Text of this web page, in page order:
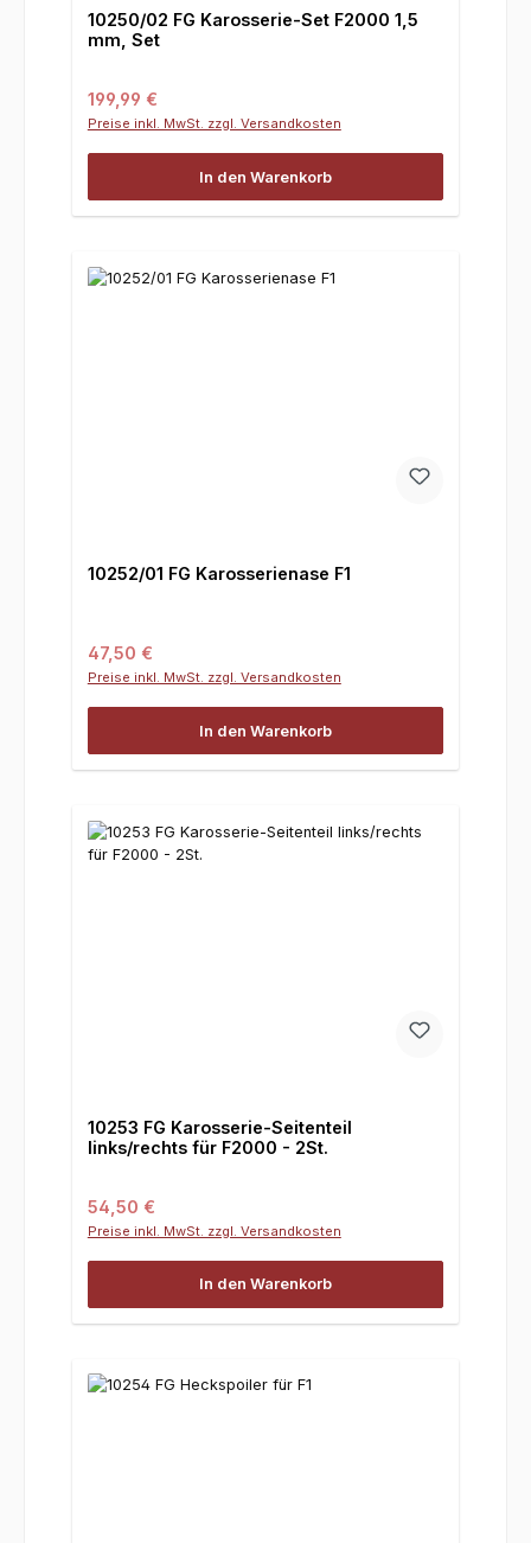
10250/02 FG Karosserie-Set F2000 1,5
mm, Set
Regulärer Preis:
199,99 €
Preise inkl. MwSt. zzgl. Versandkosten
In den Warenkorb
10252/01 FG Karosserienase F1
Regulärer Preis:
47,50 €
Preise inkl. MwSt. zzgl. Versandkosten
In den Warenkorb
10253 FG Karosserie-Seitenteil
links/rechts für F2000 - 2St.
Regulärer Preis:
54,50 €
Preise inkl. MwSt. zzgl. Versandkosten
In den Warenkorb